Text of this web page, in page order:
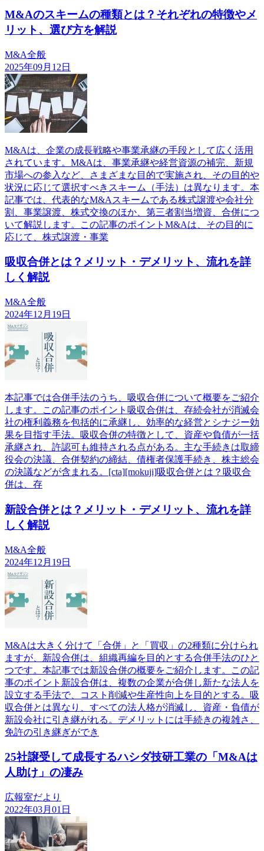
M&Aのスキームの種類とは？それぞれの特徴やメ
リット、選び方を解説
M&A全般
2025年09月12日
M&Aは、企業の成長戦略や事業承継の手段として広く活用
されています。M&Aは、事業承継や経営資源の補完、新規
市場への参入など、さまざまな目的で実施され、その目的や
状況に応じて選択すべきスキーム（手法）は異なります。本
記事では、代表的なM&Aスキームである株式譲渡や会社分
割、事業譲渡、株式交換のほか、第三者割当増資、合併につ
いて解説します。この記事のポイントM&Aは、その目的に
応じて、株式譲渡・事業
吸収合併とは？メリット・デメリット、流れを詳
しく解説
M&A全般
2024年12月19日
本記事では合併手法のうち、吸収合併について概要をご紹介
します。この記事のポイント吸収合併は、存続会社が消滅会
社の権利義務を包括的に承継し、効率的な経営とシナジー効
果を目指す手法。吸収合併の特徴として、資産や負債が一括
承継され、許認可も維持される点がある。主な手続きは取締
役会の決議、合併契約の締結、債権者保護手続き、株主総会
の決議などが含まれる。[cta][mokuji]吸収合併とは？吸収合
併は、存
新設合併とは？メリット・デメリット、流れを詳
しく解説
M&A全般
2024年12月19日
M&Aは大きく分けて「合併」と「買収」の2種類に分けられ
ますが、新設合併は、組織再編を目的とする合併手法のひと
つです。本記事では新設合併の概要をご紹介します。この記
事のポイント新設合併は、複数の企業が合併し新たな法人を
設立する手法で、コスト削減や生産性向上を目的とする。吸
収合併とは異なり、すべての法人格が消滅し、資産・負債が
新設会社に引き継がれる。デメリットには手続きの複雑さ、
免許の引き継ぎができ
25社譲受して成長するハシダ技研工業の「M&Aは
人助け」の凄み
広報室だより
2022年03月01日